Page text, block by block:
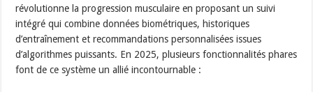
révolutionne la progression musculaire en proposant un suivi
intégré qui combine données biométriques, historiques
d’entraînement et recommandations personnalisées issues
d’algorithmes puissants. En 2025, plusieurs fonctionnalités phares
font de ce système un allié incontournable :